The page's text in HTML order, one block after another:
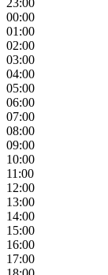
23:00
00:00
01:00
02:00
03:00
04:00
05:00
06:00
07:00
08:00
09:00
10:00
11:00
12:00
13:00
14:00
15:00
16:00
17:00